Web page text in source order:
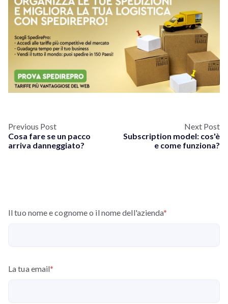
Previous Post
Cosa fare se un pacco
arriva danneggiato?
Next Post
Subscription model: cos'è
e come funziona?
Il tuo nome e cognome o il nome dell'azienda*
La tua email*